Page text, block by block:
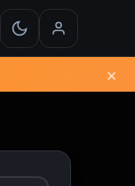
×